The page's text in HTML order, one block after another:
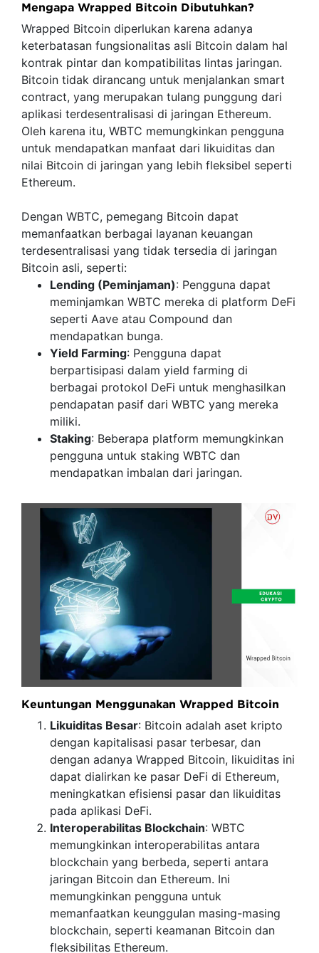
Mengapa Wrapped Bitcoin Dibutuhkan?
Wrapped Bitcoin diperlukan karena adanya
keterbatasan fungsionalitas asli Bitcoin dalam hal
kontrak pintar dan kompatibilitas lintas jaringan.
Bitcoin tidak dirancang untuk menjalankan smart
contract, yang merupakan tulang punggung dari
aplikasi terdesentralisasi di jaringan Ethereum.
Oleh karena itu, WBTC memungkinkan pengguna
untuk mendapatkan manfaat dari likuiditas dan
nilai Bitcoin di jaringan yang lebih fleksibel seperti
Ethereum.
Dengan WBTC, pemegang Bitcoin dapat
memanfaatkan berbagai layanan keuangan
terdesentralisasi yang tidak tersedia di jaringan
Bitcoin asli, seperti:
Lending (Peminjaman): Pengguna dapat
meminjamkan WBTC mereka di platform DeFi
seperti Aave atau Compound dan
mendapatkan bunga.
Yield Farming: Pengguna dapat
berpartisipasi dalam yield farming di
berbagai protokol DeFi untuk menghasilkan
pendapatan pasif dari WBTC yang mereka
miliki.
Staking: Beberapa platform memungkinkan
pengguna untuk staking WBTC dan
mendapatkan imbalan dari jaringan.
Keuntungan Menggunakan Wrapped Bitcoin
Likuiditas Besar: Bitcoin adalah aset kripto
dengan kapitalisasi pasar terbesar, dan
dengan adanya Wrapped Bitcoin, likuiditas ini
dapat dialirkan ke pasar DeFi di Ethereum,
meningkatkan efisiensi pasar dan likuiditas
pada aplikasi DeFi.
Interoperabilitas Blockchain: WBTC
memungkinkan interoperabilitas antara
blockchain yang berbeda, seperti antara
jaringan Bitcoin dan Ethereum. Ini
memungkinkan pengguna untuk
memanfaatkan keunggulan masing-masing
blockchain, seperti keamanan Bitcoin dan
fleksibilitas Ethereum.